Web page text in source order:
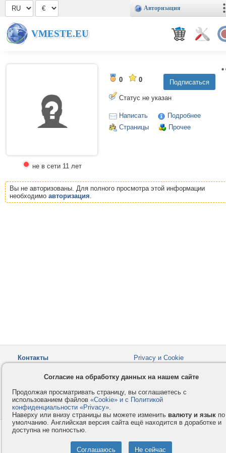
Авторизация
VMESTE.EU
не в сети 11 лет
0 0
Статус не указан
Написать
Подробнее
Страницы
Прочее
Вы не авторизованы. Для полного просмотра этой информации
необходимо авторизация.
Контакты
Privacy и Cookie
Как оплатить
Форумы
© 2008-2026VMESTE.EU
Согласие на обработку данных на нашем сайте
Продолжая просматривать страницу, вы соглашаетесь с
использованием файлов «Cookie» и с Политикой
конфиденциальности «Privacy».
Наверху или внизу страницы вы можете изменить валюту и язык по
умолчанию. Английская версия сайта ещё находится в доработке и
доступна не полностью.